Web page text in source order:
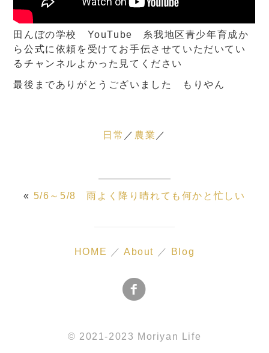
田んぼの学校 YouTube 糸我地区青少年育成か
ら公式に依頼を受けてお手伝させていただいてい
るチャンネルよかった見てください
最後までありがとうございました もりやん
日常 農業
« 5/6～5/8 雨よく降り晴れても何かと忙しい
HOME ／ About ／ Blog
© 2021-2023 Moriyan Life